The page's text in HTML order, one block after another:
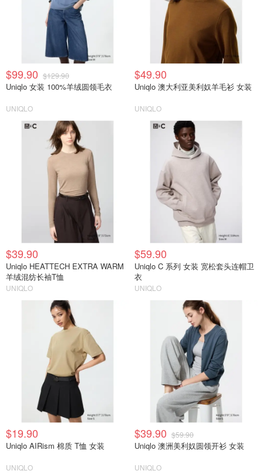
$99.90 $129.90
Uniqlo 女装 100%羊绒圆领毛衣
UNIQLO
$49.90
Uniqlo 澳大利亚美利奴羊毛衫 女装
UNIQLO
$39.90
Uniqlo HEATTECH EXTRA WARM
羊绒混纺长袖T恤
UNIQLO
$59.90
Uniqlo C 系列 女装 宽松套头连帽卫
衣
UNIQLO
$19.90
Uniqlo AIRism 棉质 T恤 女装
UNIQLO
$39.90 $59.90
Uniqlo 澳洲美利奴圆领开衫 女装
UNIQLO